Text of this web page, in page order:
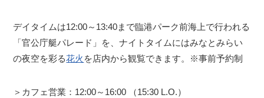
デイタイムは12:00～13:40まで臨港パーク前海上で行われる
「官公庁艇パレード」を、ナイトタイムにはみなとみらい
の夜空を彩る花火 を店内から観覧できます。※事前予約制
＞カフェ営業：12:00～16:00 （15:30 L.O.）